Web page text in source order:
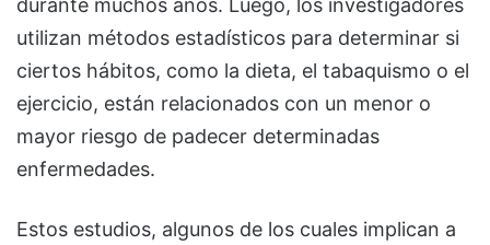
utilizan métodos estadísticos para determinar si
ciertos hábitos, como la dieta, el tabaquismo o el
ejercicio, están relacionados con un menor o
mayor riesgo de padecer determinadas
enfermedades.
Estos estudios, algunos de los cuales implican a